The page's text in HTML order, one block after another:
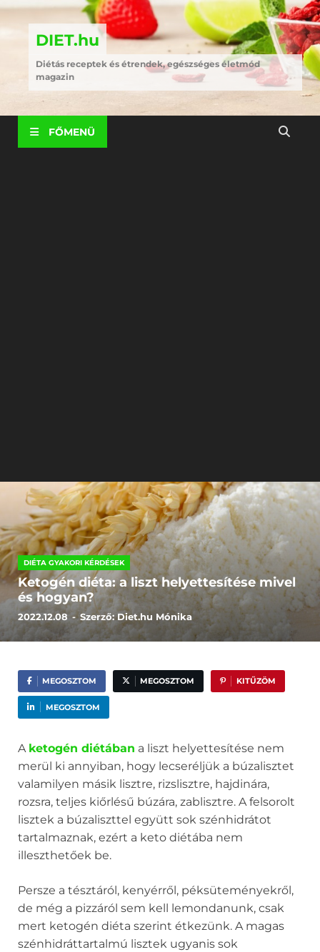
DIET.hu
Diétás receptek és étrendek, egészséges életmód
magazin
FŐMENÜ
DIÉTA GYAKORI KÉRDÉSEK
Ketogén diéta: a liszt helyettesítése mivel
és hogyan?
2022.12.08 -Szerző:Diet.hu Mónika
MEGOSZTOM MEGOSZTOM KITŰZÖM
MEGOSZTOM
A ketogén diétában a liszt helyettesítése nem
merül ki annyiban, hogy lecseréljük a búzalisztet
valamilyen másik lisztre, rizslisztre, hajdinára,
rozsra, teljes kiőrlésű búzára, zablisztre. A felsorolt
lisztek a búzaliszttel együtt sok szénhidrátot
tartalmaznak, ezért a keto diétába nem
illeszthetőek be.
Persze a tésztáról, kenyérről, péksüteményekről,
de még a pizzáról sem kell lemondanunk, csak
mert ketogén diéta szerint étkezünk. A magas
szénhidráttartalmú lisztek ugyanis sok